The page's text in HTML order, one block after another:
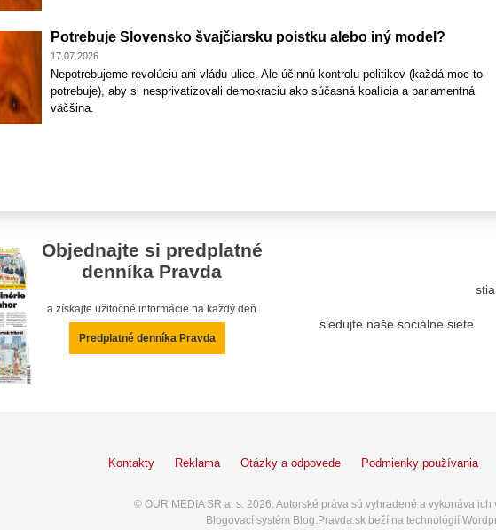
Potrebuje Slovensko švajčiarsku poistku alebo iný model?
17.07.2026
Nepotrebujeme revolúciu ani vládu ulice. Ale účinnú kontrolu politikov (každá moc to
potrebuje), aby si nesprivatizovali demokraciu ako súčasná koalícia a parlamentná
väčšina.
Objednajte si predplatné
denníka Pravda
a získajte užitočné informácie na každý deň
Predplatné denníka Pravda
sledujte naše sociálne siete
Kontakty Reklama Otázky a odpovede Podmienky používania
© OUR MEDIA SR a. s. 2026. Autorské práva sú vyhradené a vykonáva ich
Blogovací systém Blog.Pravda.sk beží na technológií